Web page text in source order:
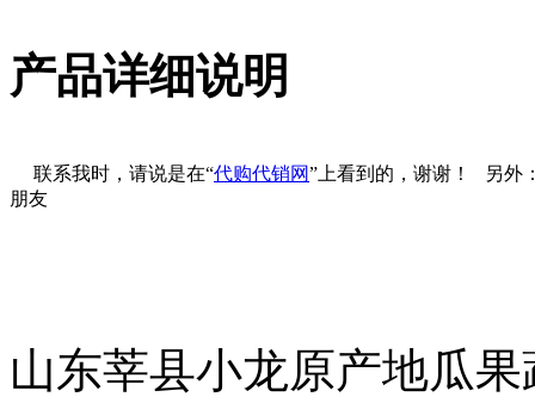
产品详细说明
联系我时，请说是在“代购代销网”上看到的，谢谢！ 另外
朋友
山东莘县小龙原产地瓜